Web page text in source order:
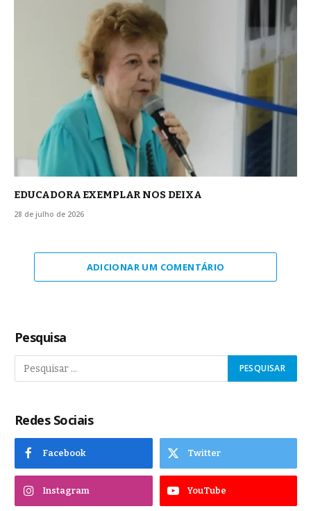
EDUCADORA EXEMPLAR NOS DEIXA
28 de julho de 2026
ADICIONAR UM COMENTÁRIO
Pesquisa
Redes Sociais
Facebook Twitter
Instagram YouTube